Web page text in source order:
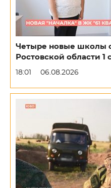
Четыре новые школы
Ростовской области 1
18:01 06.08.2026